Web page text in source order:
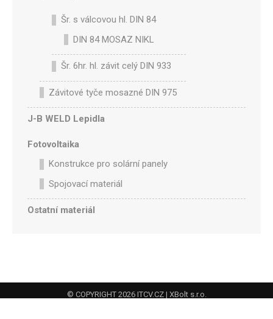
Šr. s válcovou hl. DIN 84
DIN 84 MOSAZ NIKL
Šr. 6hr. hl. závit celý DIN 933
Závitové tyče mosazné DIN 975
J-B WELD Lepidla
Fotovoltaika
Konstrukce pro solární panely
Spojovací materiál
Ostatní materiál
© COPYRIGHT 2026 ITCV.CZ| XBolt s.r.o.